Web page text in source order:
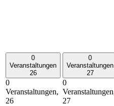
0
Veranstaltungen
26
0
Veranstaltungen,
26
0
Veranstaltungen
27
0
27